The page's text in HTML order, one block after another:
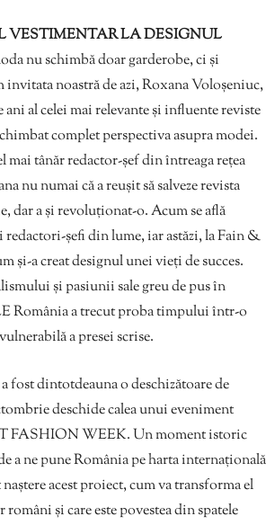
VESTIMENTAR LA DESIGNUL
nu schimbă doar garderobe, ci și
noastră de azi, Roxana Voloșeniuc,
ani al celei mai relevante și influente reviste
complet perspectiva asupra modei.
mai tânăr redactor-șef din întreaga rețea
nu numai că a reușit să salveze revista
dar a și revoluționat-o. Acum se află
șefi din lume, iar astăzi, la Fain &
și-a creat designul unei vieți de succes.
și pasiunii sale greu de pus în
România a trecut proba timpului într-o
a presei scrise.
fost dintotdeauna o deschizătoare de
deschide calea unui eveniment
FASHION WEEK. Un moment istoric
a ne pune România pe harta internațională
acest proiect, cum va transforma el
și care este povestea din spatele